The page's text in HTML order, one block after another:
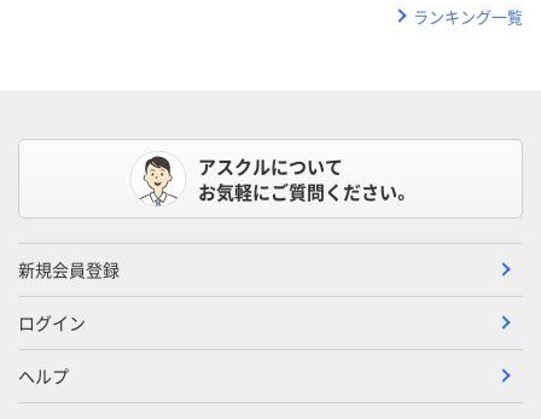
ランキング一覧
アスクルについて
お気軽にご質問ください。
新規会員登録
ログイン
ヘルプ